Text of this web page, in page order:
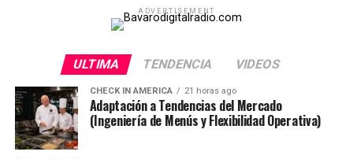
ADVERTISEMENT
ULTIMA TENDENCIA VIDEOS
CHECK IN AMERICA 21 horas ago
Adaptación a Tendencias del Mercado
(Ingeniería de Menús y Flexibilidad Operativa)